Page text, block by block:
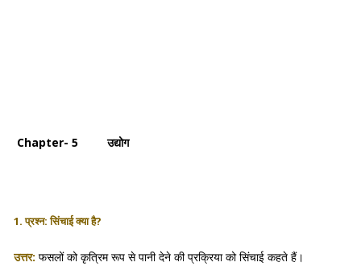
Chapter- 5 उद्योग
1. प्रश्न: सिंचाई क्या है?
उत्तर: फसलों को कृत्रिम रूप से पानी देने की प्रक्रिया को सिंचाई कहते हैं।